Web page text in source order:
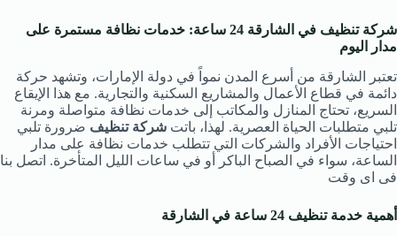
شركة تنظيف في الشارقة 24 ساعة: خدمات نظافة مستمرة على
مدار اليوم
تعتبر الشارقة من أسرع المدن نمواً في دولة الإمارات، وتشهد حركة
دائمة في قطاع الأعمال والمشاريع السكنية والتجارية. مع هذا الإيقاع
السريع، تحتاج المنازل والمكاتب إلى خدمات نظافة متواصلة ومرنة
تلبي متطلبات الحياة العصرية. لهذا، باتت شركة تنظيف ضرورة تلبي
احتياجات الأفراد والشركات التي تتطلب خدمات نظافة على مدار
الساعة، سواء في الصباح الباكر أو في ساعات الليل المتأخرة. اتصل بنا
فى اى وقت
أهمية خدمة تنظيف 24 ساعة في الشارقة